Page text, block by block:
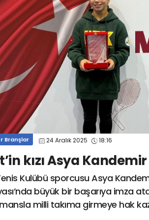
#engin koyun #fırat
#kocaelispor #mert
övüç #gençlerbirliği
# lua lua #barış alıcı
#
erdem övüç
#
beykan şimşek
Branşlar 24 Aralık 2025 18:16
kızı Asya
Kulübü sporcusu Asya
büyük bir başarıya imza
milli takıma girmeye hak